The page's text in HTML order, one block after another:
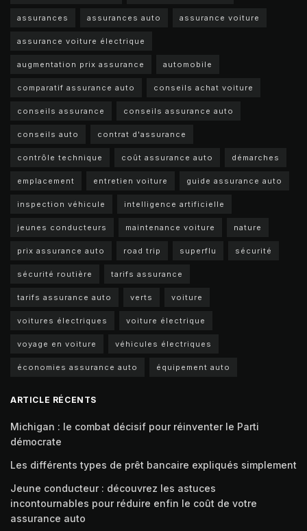
assurances assurances auto assurance voiture
assurance voiture électrique
augmentation prix assurance automobile
comparatif assurance auto conseils achat voiture
conseils assurance conseils assurance auto
conseils auto contrat d'assurance
contrôle technique coût assurance auto démarches
emplacement entretien voiture guide assurance auto
inspection véhicule intelligence artificielle
jeunes conducteurs maintenance voiture nature
prix assurance auto road trip superflu sécurité
sécurité routière tarifs assurance
tarifs assurance auto verts voiture
voitures électriques voiture électrique
voyage en voiture véhicules électriques
économies assurance auto équipement auto
ARTICLE RÉCENTS
Michigan : le combat décisif pour réinventer le Parti
démocrate
Les différents types de prêt bancaire expliqués simplement
Jeune conducteur : découvrez les astuces
incontournables pour réduire enfin le coût de votre
assurance auto